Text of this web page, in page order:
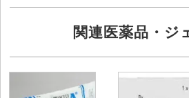
関連医薬品・ジ